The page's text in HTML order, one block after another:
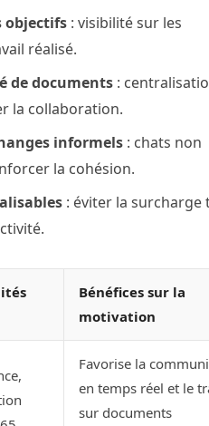
objectifs: visibilité sur les
réalisé.
de documents:
la collaboration.
informels: chats non
la cohésion.
: éviter la surcharge
Bénéfices sur la
motivation
Favorise la
en temps réel et le
sur documents